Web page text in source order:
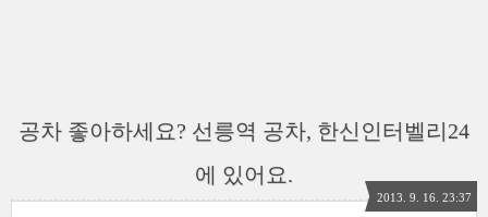
공차 좋아하세요? 선릉역 공차, 한신인터벨리24
에 있어요.
2013. 9. 16. 23:37